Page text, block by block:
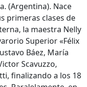
(Argentina). Nace
primeras clases de
la maestra Nelly
Superior «Félix
Báez, María
Scavuzzo,
finalizando a los 18